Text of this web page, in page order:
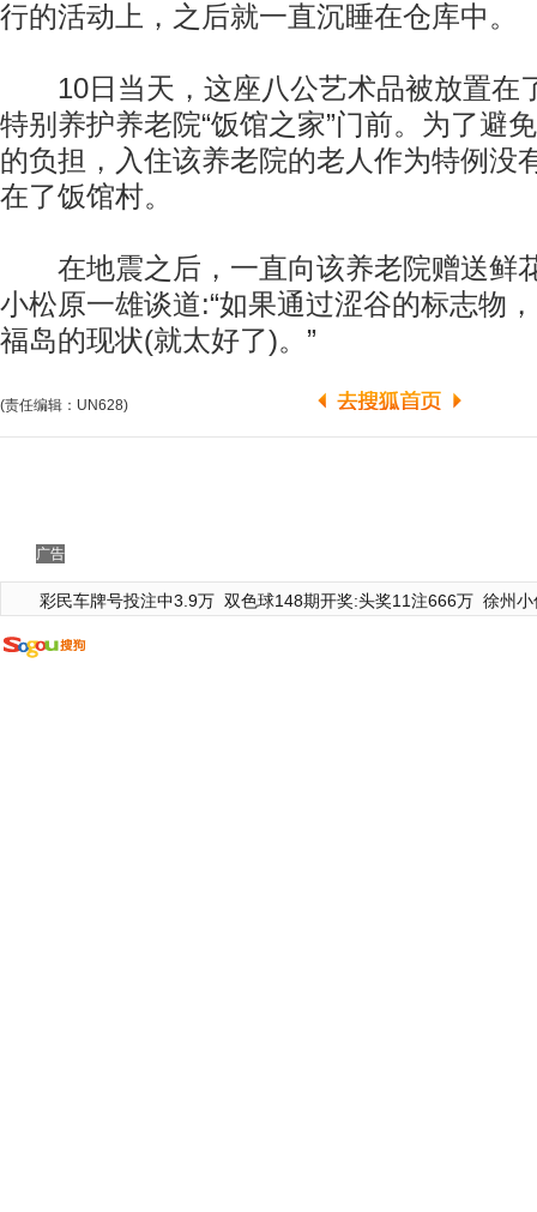
行的活动上，之后就一直沉睡在仓库中。
10日当天，这座八公艺术品被放置在
特别养护养老院“饭馆之家”门前。为了避
的负担，入住该养老院的老人作为特例没
在了饭馆村。
在地震之后，一直向该养老院赠送鲜
小松原一雄谈道:“如果通过涩谷的标志物
福岛的现状(就太好了)。”
(责任编辑：UN628)
广告
彩民车牌号投注中3.9万 双色球148期开奖:头奖11注666万 徐州